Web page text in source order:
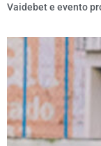
Vaidebet e evento